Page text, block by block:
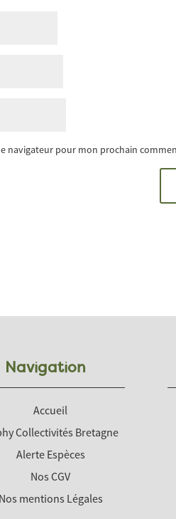
navigateur pour mon prochain
Navigation
Accueil
Collectivités Bretagne
Alerte Espèces
Nos CGV
Nos mentions Légales